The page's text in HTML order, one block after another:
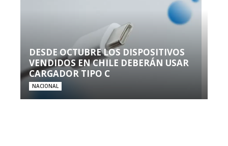
DESDE OCTUBRE LOS DISPOSITIVOS
VENDIDOS EN CHILE DEBERÁN USAR
CARGADOR TIPO C
NACIONAL